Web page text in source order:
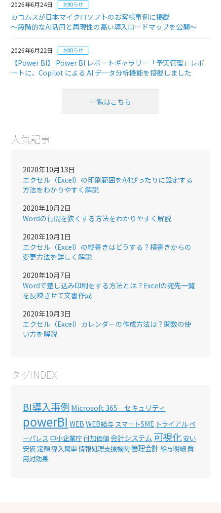
2026年6月24日 お知らせ
カコムスが日本マイクロソフトのお客様事例に掲載
～段階的なAI活用と再現性の高い導入ロードマップを公開～
2026年6月22日 お知らせ
【Power BI】 Power BI レポートギャラリー「予実管理」レポ
ートに、Copilot による AI データ分析機能を搭載しました
一覧はこちら
人気記事
2020年10月13日
エクセル（Excel）の印刷範囲をA4ぴったりに設定する
方法をわかりやすく解説
2020年10月2日
Wordの行間を狭くする方法をわかりやすく解説
2020年10月1日
エクセル（Excel）の縦書きはどうする？横書きからの
変更方法を詳しく解説
2020年10月7日
Wordで差し込み印刷をする方法とは？Excelの宛先一覧
を反映させて文書作成
2020年10月3日
エクセル（Excel）カレンダーの作成方法は？関数の使
い方を解説
タグINDEX
BI導入事例 Microsoft 365 セキュリティ
powerBI WEB WEB給与 スマートSME トライアルペ
ーパレス 中小企業庁付加価値会計システム可視化 安い
安価 定額導入簡単情報処理支援機関管理会計給与明細費
用対効果